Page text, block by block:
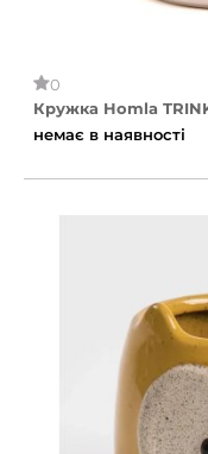
0
Кружка Homla
немає в наявності